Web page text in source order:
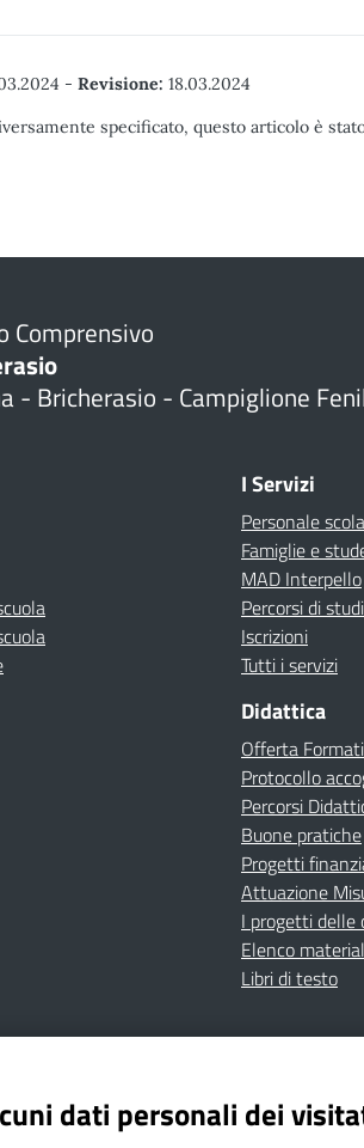
- Revisione: 18.03.2024
specificato, questo articolo è
Comprensivo
- Bricherasio - Campiglione
I Servizi
Personale
Famiglie e
MAD Interpello
Percorsi di
Iscrizioni
Tutti i servizi
Didattica
Offerta
Protocollo
Percorsi
Buone pratiche
Progetti
Attuazione
I progetti delle
Elenco
Libri di testo
di accessibilitàContattiNote
dati personali dei